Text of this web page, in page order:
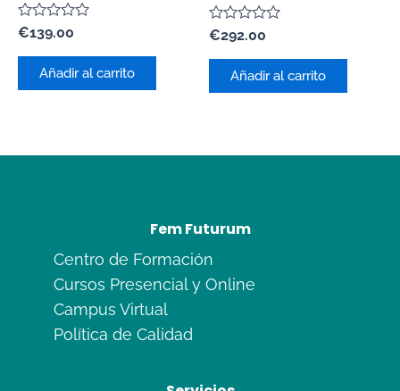
Valorado
con
0
€139.00
Añadir al carrito
Valorado
0
€292.00
Añadir al carrito
Fem Futurum
Centro de Formación
Cursos Presencial y Online
Campus Virtual
Política de Calidad